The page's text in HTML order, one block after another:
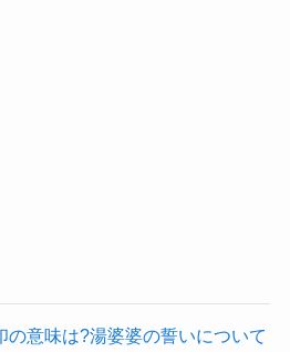
の意味は?湯婆婆の誓いについて